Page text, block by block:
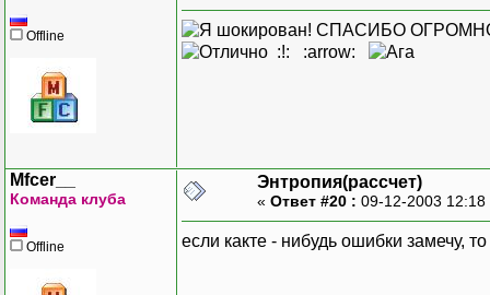
double Entr(WORD
//находим
...
//Корректируем
NewListLen=...; //
Offline
СПАСИБО
:!: :arrow:
Mfcer__
Команда клуба
Offline
Энтропия(рассчет)
« Ответ #20 : 09-12-2003
если какте - нибудь ошибки замечу,